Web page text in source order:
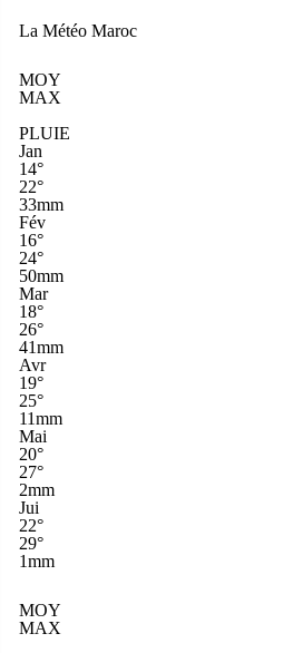
La Météo Maroc
MOY
MAX
PLUIE
Jan
14°
22°
33mm
Fév
16°
24°
50mm
Mar
18°
26°
41mm
Avr
19°
25°
11mm
Mai
20°
27°
2mm
Jui
22°
29°
1mm
MOY
MAX